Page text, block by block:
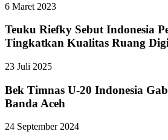
6 Maret 2023
Teuku Riefky Sebut Indonesia
Tingkatkan Kualitas Ruang
23 Juli 2025
Bek Timnas U-20 Indonesia
Banda Aceh
24 September 2024